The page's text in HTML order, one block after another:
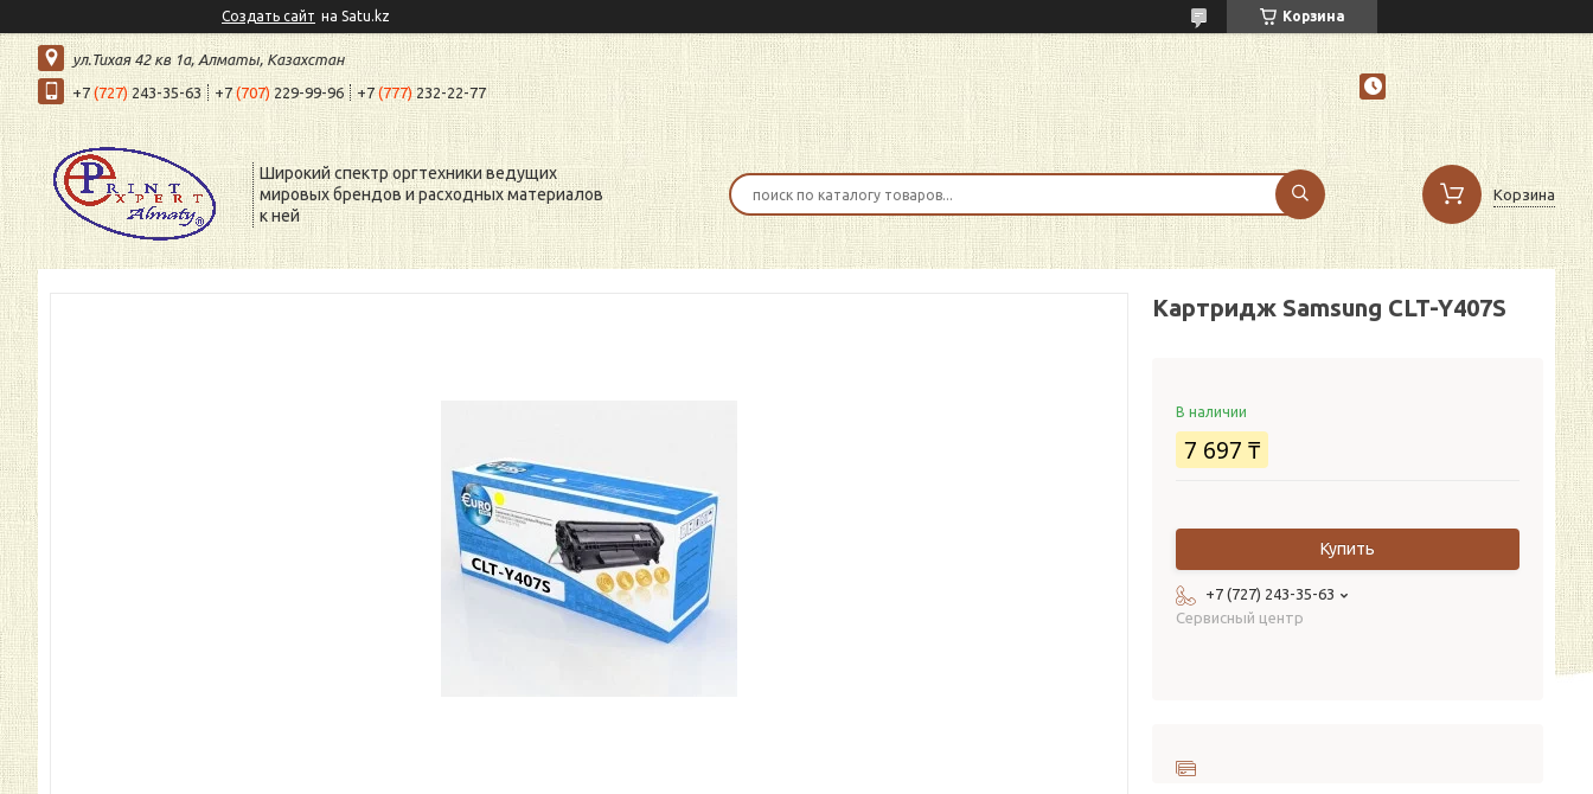
Создать сайт на Satu.kz Корзина
ул.Тихая 42 кв 1a, Алматы, Казахстан
+7 (727)243-35-63 +7(707) 229-99-96 +7(777)232-22-77
Широкий спектр оргтехники ведущих
мировых брендов и расходных материалов
к ней
Корзина
Картридж Samsung CLT-Y407S
В наличии
7 697 ₸
Купить
+7 (727) 243-35-63
Сервисный центр